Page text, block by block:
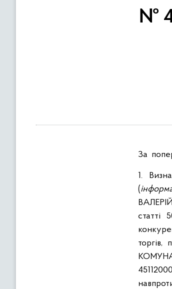
№
За
1.
(
статті